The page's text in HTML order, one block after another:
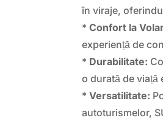
în viraje,
*Confort la
experiență de
* Durabilitate:
o durată de viață
*Versatilitate:
autoturismelor,